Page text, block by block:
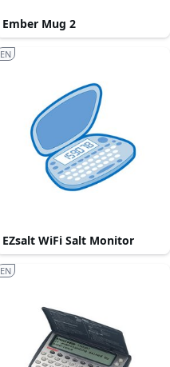
Ember Mug 2
EZsalt WiFi Salt Monitor
EN
EN